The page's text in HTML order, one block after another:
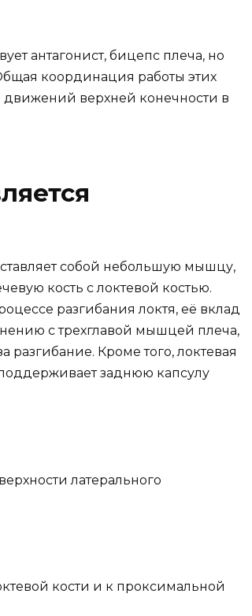
антагонист, бицепс плеча, но
координация работы этих
верхней конечности в
собой небольшую мышцу,
кость с локтевой костью.
разгибания локтя, её вклад
с трехглавой мышцей плеча,
Кроме того, локтевая
заднюю капсулу
латерального
кости и к проксимальной